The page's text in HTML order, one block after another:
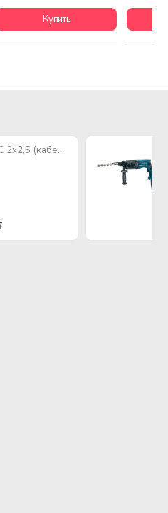
Купить
Провод ПВС 2х2,5 (кабель медный многожильный)